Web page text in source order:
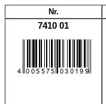
Nr.
7410 01